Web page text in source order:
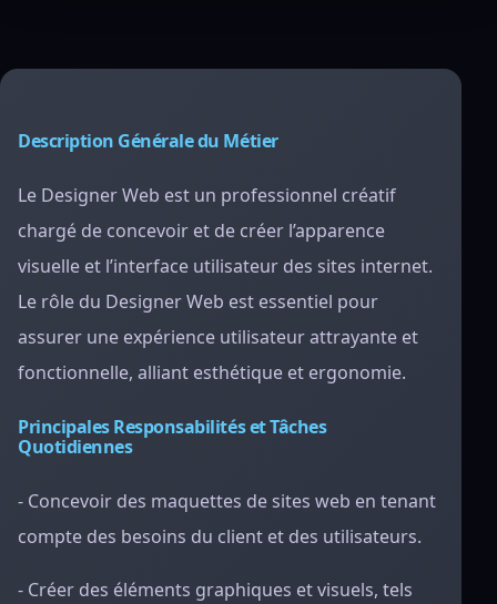
Description Générale du Métier
Le Designer Web est un professionnel créatif
chargé de concevoir et de créer l’apparence
visuelle et l’interface utilisateur des sites internet.
Le rôle du Designer Web est essentiel pour
assurer une expérience utilisateur attrayante et
fonctionnelle, alliant esthétique et ergonomie.
Principales Responsabilités et Tâches
Quotidiennes
- Concevoir des maquettes de sites web en tenant
compte des besoins du client et des utilisateurs.
- Créer des éléments graphiques et visuels, tels